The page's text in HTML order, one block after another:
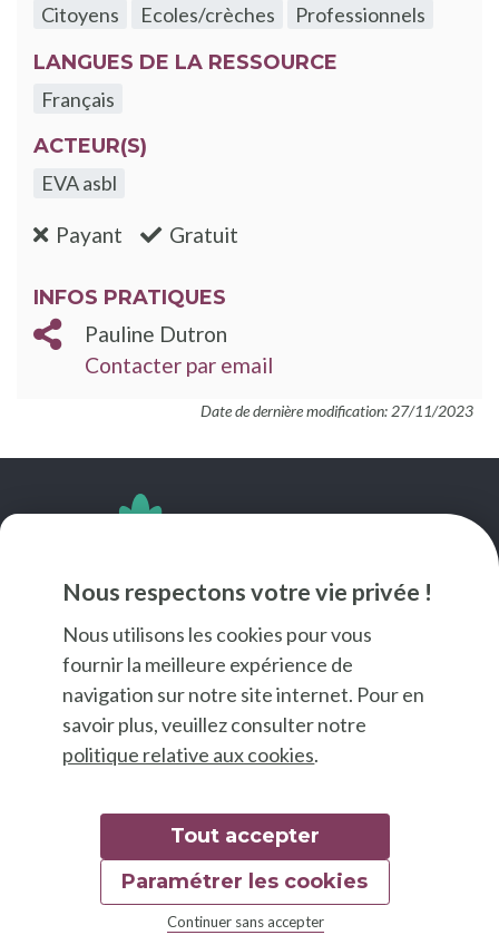
Nous respectons votre vie privée !
Nous utilisons les cookies pour vous
fournir la meilleure expérience de
navigation sur notre site internet. Pour en
savoir plus, veuillez consulter notre
politique relative aux cookies.
Tout accepter
Continuer sans accepter
Paramétrer les cookies
Citoyens
Ecoles/crèches
Professionnels
LANGUES DE LA RESSOURCE
Français
ACTEUR(S)
EVA asbl
Payant :non Gratuit
INFOS PRATIQUES
Pauline Dutron
Contacter par email
Date de dernière modification: 27/11/2023
© 2026 Good Food
Mentions légales